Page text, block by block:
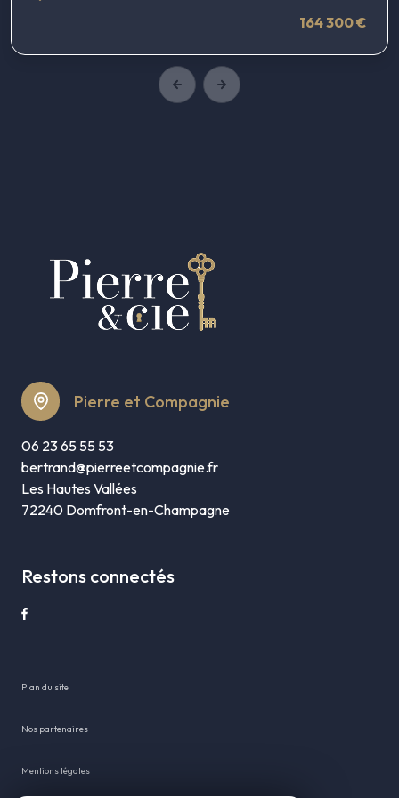
164 300 €
Pierre et Compagnie
06 23 65 55 53
bertrand@pierreetcompagnie.fr
Les Hautes Vallées
72240 Domfront-en-Champagne
Restons connectés
plan du site
nos partenaires
mentions légales